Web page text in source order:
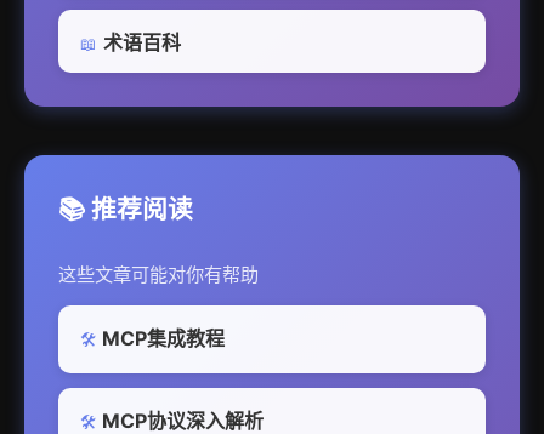
📖 术语百科
📚 推荐阅读
这些文章可能对你有帮助
🛠️ MCP集成教程
🛠️ MCP协议深入解析